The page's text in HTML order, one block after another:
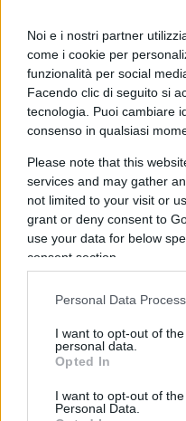
Noi e i nostri partner
come i cookie per
funzionalità per social
Facendo clic di seguito si
tecnologia. Puoi cambiare
consenso in qualsiasi
Please note that this
services and may gather
not limited to your visit or
grant or deny consent to
use your data for below
consent section.
Personal Data
I want to opt-out of
personal data.
Opted In
I want to opt-out of
Personal Data.
Eccola, la città
A misura d’uomo –
conto in banca.
Per aprodondire
Gli eco-attivisti
mani sull’autostrada
Sala la pensa
qualcosa di molto
chi è in difficoltà
ma cercare di
per i radical chic, ma